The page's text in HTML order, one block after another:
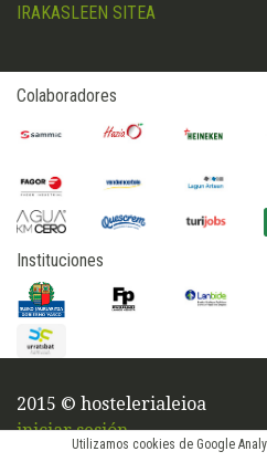
Utilizamos cookies de Google
IRAKASLEEN SITEA
Colaboradores
Instituciones
2015 © hostelerialeioa
iniciar sesión